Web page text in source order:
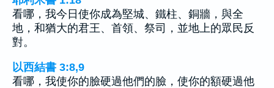
看哪，我今日使你成為堅城、鐵柱、銅牆，與全
地，和猶大的君王、首領、祭司，並地上的眾民反
對。
以西結書 3:8,9
看哪，我使你的臉硬過他們的臉，使你的額硬過他